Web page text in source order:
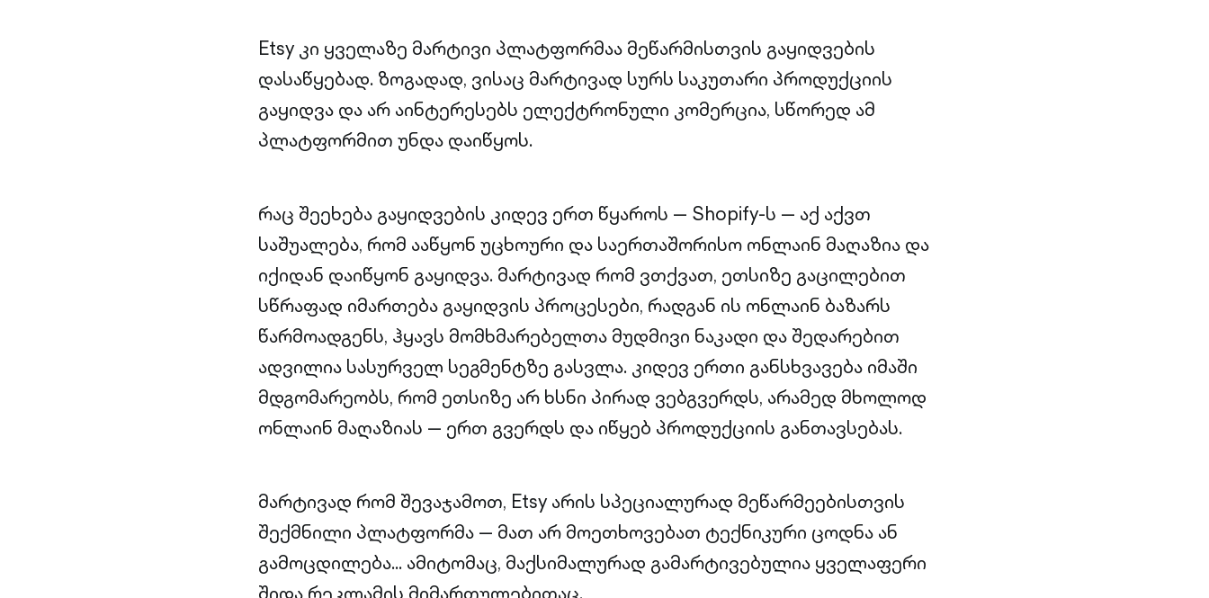
Etsy კი ყველაზე მარტივი პლატფორმაა მეწარმისთვის გაყიდვების
დასაწყებად. ზოგადად, ვისაც მარტივად სურს საკუთარი პროდუქციის
გაყიდვა და არ აინტერესებს ელექტრონული კომერცია, სწორედ ამ
პლატფორმით უნდა დაიწყოს.
რაც შეეხება გაყიდვების კიდევ ერთ წყაროს — Shopify-ს — აქ აქვთ
საშუალება, რომ ააწყონ უცხოური და საერთაშორისო ონლაინ მაღაზია და
იქიდან დაიწყონ გაყიდვა. მარტივად რომ ვთქვათ, ეთსიზე გაცილებით
სწრაფად იმართება გაყიდვის პროცესები, რადგან ის ონლაინ ბაზარს
წარმოადგენს, ჰყავს მომხმარებელთა მუდმივი ნაკადი და შედარებით
ადვილია სასურველ სეგმენტზე გასვლა. კიდევ ერთი განსხვავება იმაში
მდგომარეობს, რომ ეთსიზე არ ხსნი პირად ვებგვერდს, არამედ მხოლოდ
ონლაინ მაღაზიას — ერთ გვერდს და იწყებ პროდუქციის განთავსებას.
მარტივად რომ შევაჯამოთ, Etsy არის სპეციალურად მეწარმეებისთვის
შექმნილი პლატფორმა — მათ არ მოეთხოვებათ ტექნიკური ცოდნა ან
გამოცდილება… ამიტომაც, მაქსიმალურად გამარტივებულია ყველაფერი